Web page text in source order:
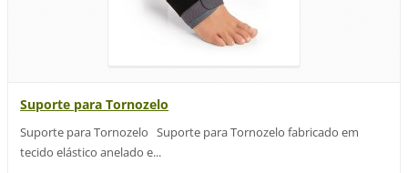
Suporte para Tornozelo
Suporte para Tornozelo Suporte para Tornozelo fabricado em
tecido elástico anelado e...